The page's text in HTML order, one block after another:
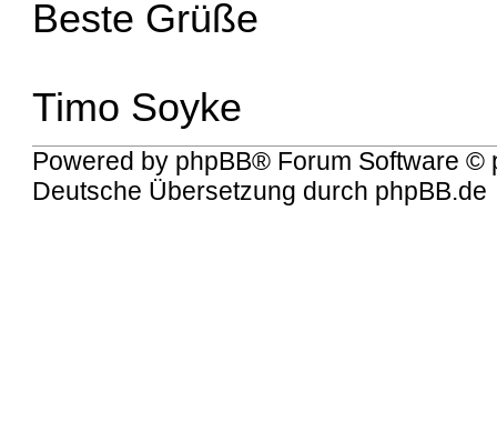
Beste Grüße
Timo Soyke
Powered by phpBB® Forum Software ©
Deutsche Übersetzung durch phpBB.de